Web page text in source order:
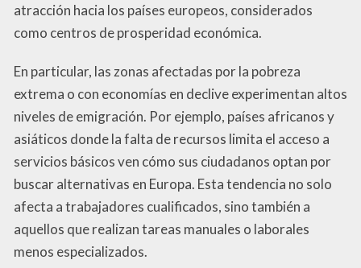
atracción hacia los países europeos, considerados
como centros de prosperidad económica.
En particular, las zonas afectadas por la pobreza
extrema o con economías en declive experimentan altos
niveles de emigración. Por ejemplo, países africanos y
asiáticos donde la falta de recursos limita el acceso a
servicios básicos ven cómo sus ciudadanos optan por
buscar alternativas en Europa. Esta tendencia no solo
afecta a trabajadores cualificados, sino también a
aquellos que realizan tareas manuales o laborales
menos especializados.